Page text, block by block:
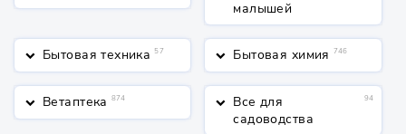
малышей
keyboard_arrow_down Бытовая техника 57 keyboard_arrow_down Бытовая химия 746
keyboard_arrow_down Ветаптека 874 keyboard_arrow_down Все для
садоводства
94